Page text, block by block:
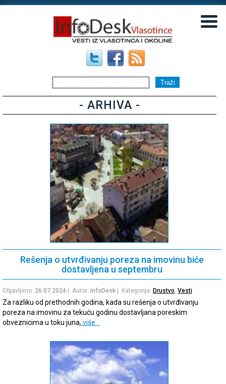
- ARHIVA -
Rešenja o utvrđivanju poreza na imovinu biće
dostavljena u septembru
Objavljeno: 26.07.2024 | Autor: InfoDesk | Kategorija: Drustvo, Vesti
Za razliku od prethodnih godina, kada su rešenja o utvrđivanju
poreza na imovinu za tekuću godinu dostavljana poreskim
obveznicima u toku juna, više…